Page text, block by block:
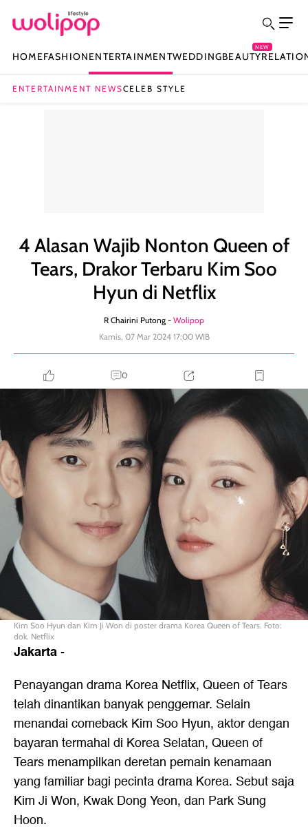
HOMEFASHIONENTERTAINMENTWEDDINGBEAUTY
NEW
ENTERTAINMENT NEWSCELEB STYLE
4 Alasan Wajib Nonton Queen of
Tears, Drakor Terbaru Kim Soo
Hyun di Netflix
R Chairini Putong - Wolipop
Kamis, 07 Mar 2024 17:00 WIB
0
Kim Soo Hyun dan Kim Ji Won di poster drama Korea Queen of Tears. Foto:
dok. Netflix
Jakarta-
Penayangan drama Korea Netflix, Queen of Tears
telah dinantikan banyak penggemar. Selain
menandai comeback Kim Soo Hyun, aktor dengan
bayaran termahal di Korea Selatan, Queen of
Tears menampilkan deretan pemain kenamaan
yang familiar bagi pecinta drama Korea. Sebut saja
Kim Ji Won, Kwak Dong Yeon, dan Park Sung
Hoon.